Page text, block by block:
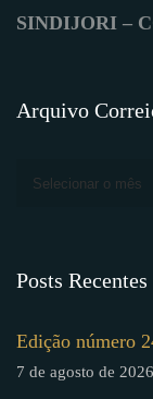
SINDIJORI –
Arquivo
Selecionar o mês
Posts Recentes
Edição número
7 de agosto de 2026